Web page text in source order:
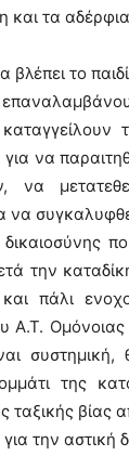
και τα
το
για να
να
να
την
πάλι
Α.Τ.
συστημική,
της
βίας
την αστική